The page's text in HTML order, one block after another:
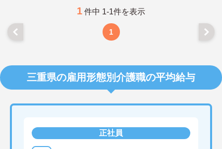
1 件中 1-1件を表示
1
三重県の雇用形態別介護職の平均給与
正社員